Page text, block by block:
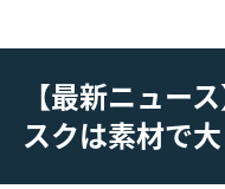
【最新ニュー
スクは素材で